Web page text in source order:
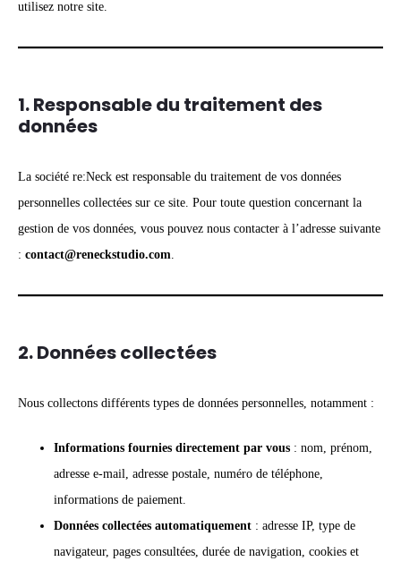
utilisez notre site.
1. Responsable du traitement des
données
La société re:Neck est responsable du traitement de vos données
personnelles collectées sur ce site. Pour toute question concernant la
gestion de vos données, vous pouvez nous contacter à l’adresse suivante
: contact@reneckstudio.com.
2. Données collectées
Nous collectons différents types de données personnelles, notamment :
Informations fournies directement par vous : nom, prénom,
adresse e-mail, adresse postale, numéro de téléphone,
informations de paiement.
Données collectées automatiquement : adresse IP, type de
navigateur, pages consultées, durée de navigation, cookies et